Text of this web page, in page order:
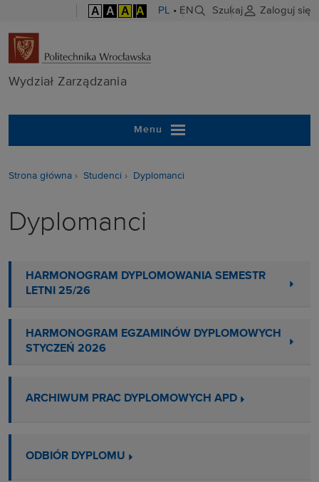
A A A A PL • EN Szukaj Zaloguj się
Wydział
Wydział Zarządzania
Menu
Strona główna Studenci Dyplomanci
Dyplomanci
HARMONOGRAM DYPLOMOWANIA SEMESTR
LETNI 25/26
HARMONOGRAM EGZAMINÓW DYPLOMOWYCH
STYCZEŃ 2026
ARCHIWUM PRAC DYPLOMOWYCH APD
ODBIÓR DYPLOMU